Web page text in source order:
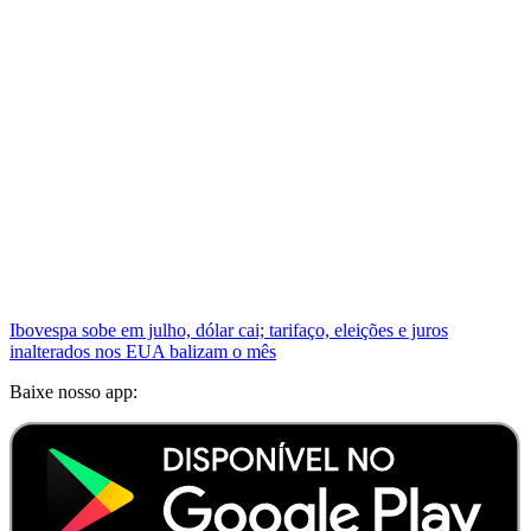
Ibovespa sobe em julho, dólar cai; tarifaço, eleições e juros
inalterados nos EUA balizam o mês
Baixe nosso app: